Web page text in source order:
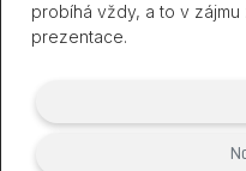
(2007 – 2026) Službu
probíhá vždy, a to v
prezentace.